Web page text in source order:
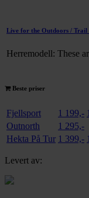
Live for the Outdoors / Trail
Herremodell: These
Beste priser
Fjellsport 1 199,-
Outnorth
1 295,-
Hekta På Tur 1 399,-
Levert av: